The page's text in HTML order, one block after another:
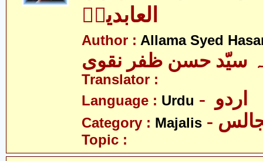
العابدینؑ
Author : Allama Syed
سیّد حسن ظفر نقوی
Translator :
Language : Urdu
Category : Majalis
Topic :